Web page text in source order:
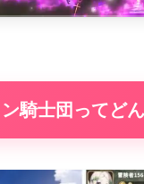
騎士団ってど